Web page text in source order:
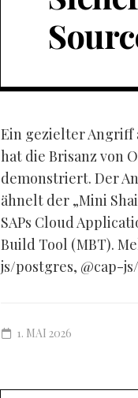
Ein gezielter Angriff
hat die Brisanz von
demonstriert. Der
ähnelt der „Mini
SAPs Cloud
Build Tool (MBT).
js/postgres, @cap-
1. MAI 2026